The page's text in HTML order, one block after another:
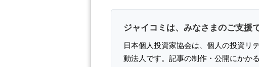
ジャイコミは、みなさまのご支援
日本個人投資家協会は、個人の投資リ
動法人です。記事の制作・公開にかか